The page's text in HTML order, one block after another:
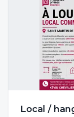
Local /